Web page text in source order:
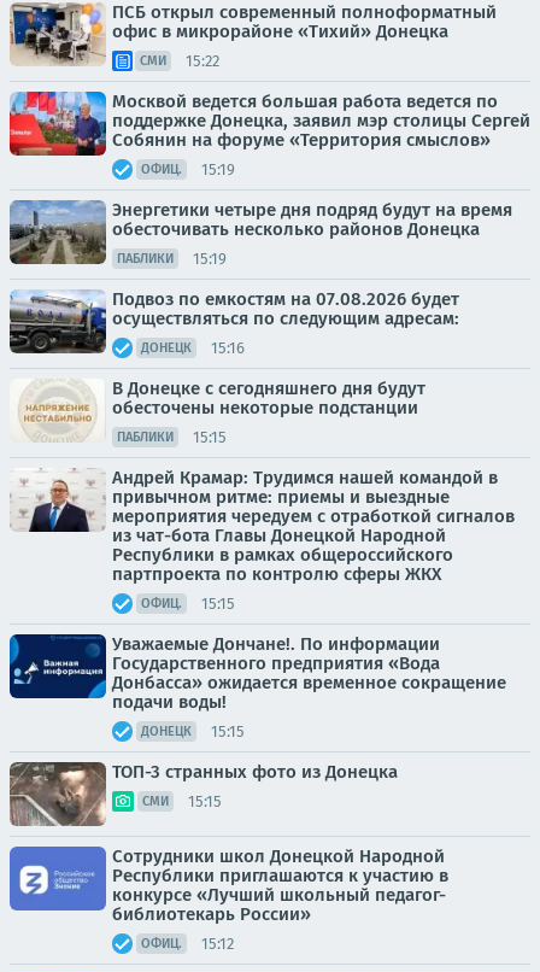
ПСБ открыл современный полноформатный
офис в микрорайоне «Тихий» Донецка
СМИ 15:22
Москвой ведется большая работа ведется по
поддержке Донецка, заявил мэр столицы Сергей
Собянин на форуме «Территория смыслов»
ОФИЦ. 15:19
Энергетики четыре дня подряд будут на время
обесточивать несколько районов Донецка
ПАБЛИКИ 15:19
Подвоз по емкостям на 07.08.2026 будет
осуществляться по следующим адресам:
ДОНЕЦК 15:16
В Донецке с сегодняшнего дня будут
обесточены некоторые подстанции
ПАБЛИКИ 15:15
Андрей Крамар: Трудимся нашей командой в
привычном ритме: приемы и выездные
мероприятия чередуем с отработкой сигналов
из чат-бота Главы Донецкой Народной
Республики в рамках общероссийского
партпроекта по контролю сферы ЖКХ
ОФИЦ. 15:15
Уважаемые Дончане!. По информации
Государственного предприятия «Вода
Донбасса» ожидается временное сокращение
подачи воды!
ДОНЕЦК 15:15
ТОП-3 странных фото из Донецка
СМИ 15:15
Сотрудники школ Донецкой Народной
Республики приглашаются к участию в
конкурсе «Лучший школьный педагог-
библиотекарь России»
ОФИЦ. 15:12